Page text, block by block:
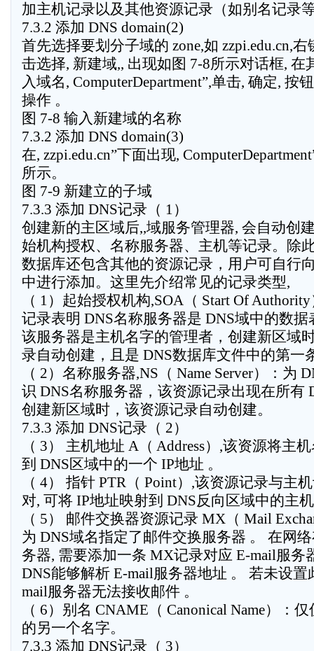
加主机记录以及其他资源记录（如别名记录
7.3.2 添加 DNS domain(2)
首先选择要划分子域的 zone,如 zzpi.edu.cn,右
击选择, 新建域,, 出现如图 7-8所示对话框, 在
入域名, ComputerDepartment”,单击, 确定, 按
操作 。
图 7-8 输入新建域的名称
7.3.2 添加 DNS domain(3)
在, zzpi.edu.cn”下面出现,
所示。
图 7-9 新建立的子域
7.3.3 添加 DNS记录（ 1）
创建新的主区域后,,域服务管理器, 会自动创
始机构授权、名称服务器、主机等记录。除
数据库还包含其他的资源记录，用户可自行
中进行添加。这里先介绍常见的记录类型,
（ 1）起始授权机构,SOA（ Start Of
记录表明 DNS名称服务器是 DNS域中的数
该服务器是主机名字的管理者，创建新区域
录自动创建，且是 DNS数据库文件中的第一
（ 2）名称服务器,NS（ Name Server）：为
识 DNS名称服务器，该资源记录出现在所有
创建新区域时，该资源记录自动创建。
7.3.3 添加 DNS记录（ 2）
（ 3） 主机地址 A（ Address）,该资源将主
到 DNS区域中的一个 IP地址 。
（ 4） 指针 PTR（ Point）,该资源记录与主
对, 可将 IP地址映射到 DNS反向区域中的主
（ 5） 邮件交换器资源记录 MX（ Mail
为 DNS域名指定了邮件交换服务器 。 在网
务器, 需要添加一条 MX记录对应 E-mail服务
DNS能够解析 E-mail服务器地址 。 若未设置
mail服务器无法接收邮件 。
（ 6）别名 CNAME（ Canonical Name）：
的另一个名字。
7.3.3 添加 DNS记录（ 3）